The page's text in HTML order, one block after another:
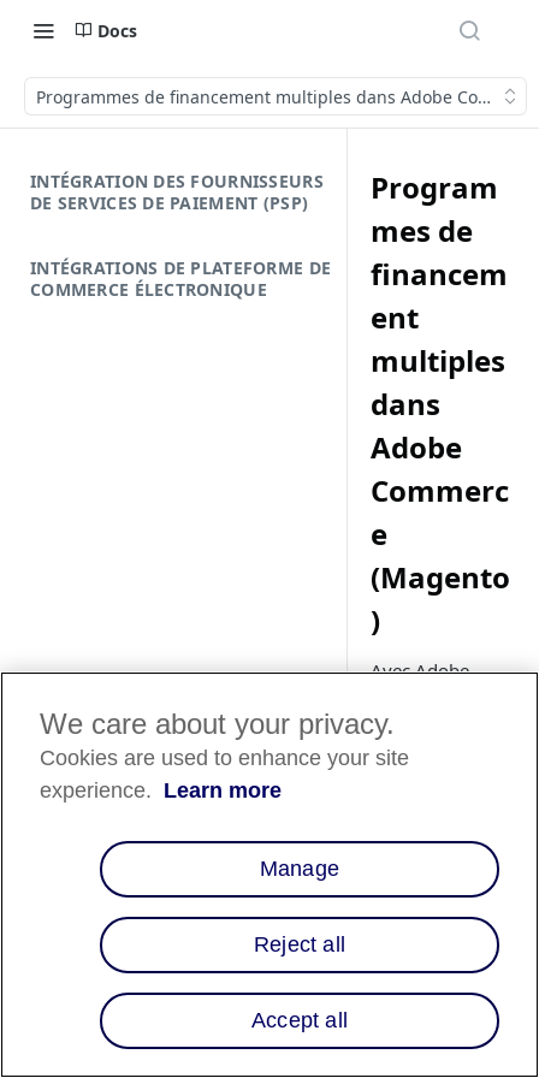
Docs
Programmes de financement multiples dans Adobe
INTÉGRATION DES FOURNISSEURS
DE SERVICES DE PAIEMENT (PSP)
INTÉGRATIONS DE PLATEFORME DE
COMMERCE ÉLECTRONIQUE
Program
mes de
financem
ent
multiples
dans
Adobe
Commerc
e
(Magento
)
Avec Adobe
(Magento), vous
pouvez proposer
des programmes
de financement
personnalisés en
fonction des
caractéristiques
des produits ou
des catégories.
Renseignez-vous
We care about your privacy.
Cookies are used to enhance your site
experience. Learn more
Manage
Reject all
Accept all